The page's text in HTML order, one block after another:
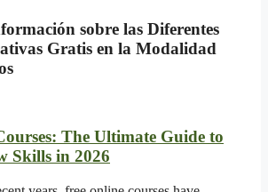
sobre las Diferentes
Gratis en la Modalidad
The Ultimate Guide to
Skills in 2026